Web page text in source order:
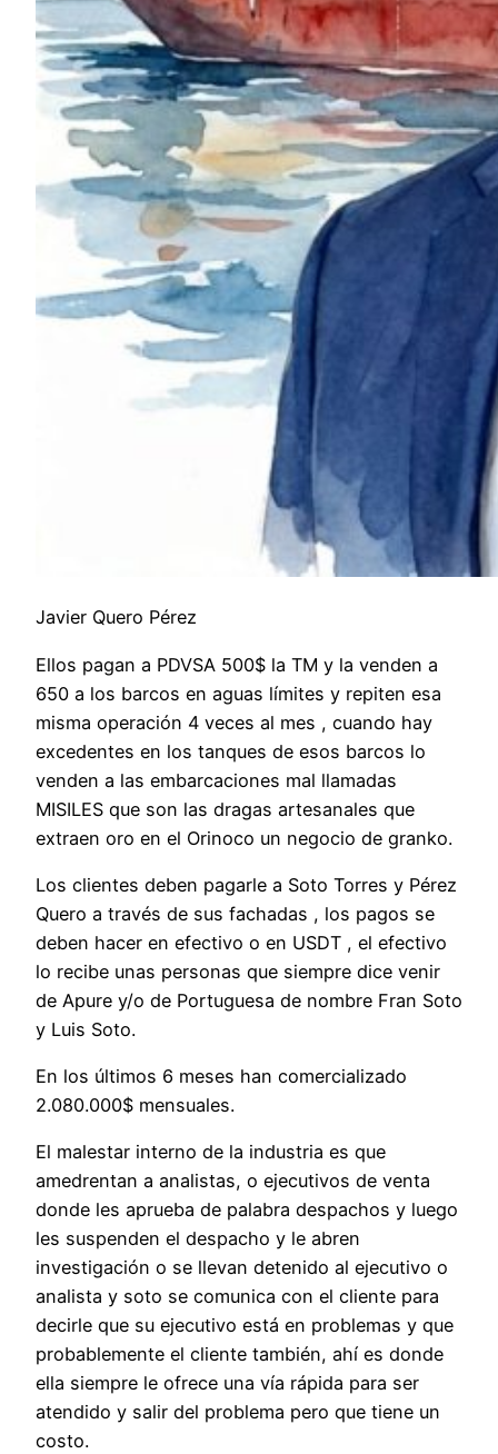
Javier Quero Pérez
Ellos pagan a PDVSA 500$ la TM y la venden a
650 a los barcos en aguas límites y repiten esa
misma operación 4 veces al mes , cuando hay
excedentes en los tanques de esos barcos lo
venden a las embarcaciones mal llamadas
MISILES que son las dragas artesanales que
extraen oro en el Orinoco un negocio de granko.
Los clientes deben pagarle a Soto Torres y Pérez
Quero a través de sus fachadas , los pagos se
deben hacer en efectivo o en USDT , el efectivo
lo recibe unas personas que siempre dice venir
de Apure y/o de Portuguesa de nombre Fran Soto
y Luis Soto.
En los últimos 6 meses han comercializado
2.080.000$ mensuales.
El malestar interno de la industria es que
amedrentan a analistas, o ejecutivos de venta
donde les aprueba de palabra despachos y luego
les suspenden el despacho y le abren
investigación o se llevan detenido al ejecutivo o
analista y soto se comunica con el cliente para
decirle que su ejecutivo está en problemas y que
probablemente el cliente también, ahí es donde
ella siempre le ofrece una vía rápida para ser
atendido y salir del problema pero que tiene un
costo.